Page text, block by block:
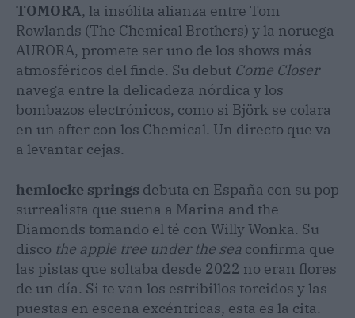
TOMORA, la insólita alianza entre Tom
Rowlands (The Chemical Brothers) y la noruega
AURORA, promete ser uno de los shows más
atmosféricos del finde. Su debut Come Closer
navega entre la delicadeza nórdica y los
bombazos electrónicos, como si Björk se colara
en un after con los Chemical. Un directo que va
a levantar cejas.
hemlocke springs debuta en España con su pop
surrealista que suena a Marina and the
Diamonds tomando el té con Willy Wonka. Su
disco the apple tree under the sea confirma que
las pistas que soltaba desde 2022 no eran flores
de un día. Si te van los estribillos torcidos y las
puestas en escena excéntricas, esta es la cita.